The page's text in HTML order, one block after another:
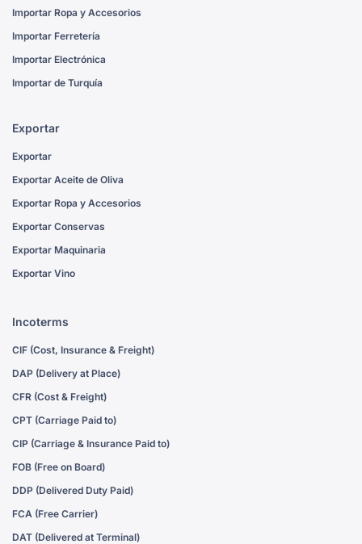
Importar Ropa y Accesorios
Importar Ferretería
Importar Electrónica
Importar de Turquía
Exportar
Exportar
Exportar Aceite de Oliva
Exportar Ropa y Accesorios
Exportar Conservas
Exportar Maquinaria
Exportar Vino
Incoterms
CIF (Cost, Insurance & Freight)
DAP (Delivery at Place)
CFR (Cost & Freight)
CPT (Carriage Paid to)
CIP (Carriage & Insurance Paid to)
FOB (Free on Board)
DDP (Delivered Duty Paid)
FCA (Free Carrier)
DAT (Delivered at Terminal)